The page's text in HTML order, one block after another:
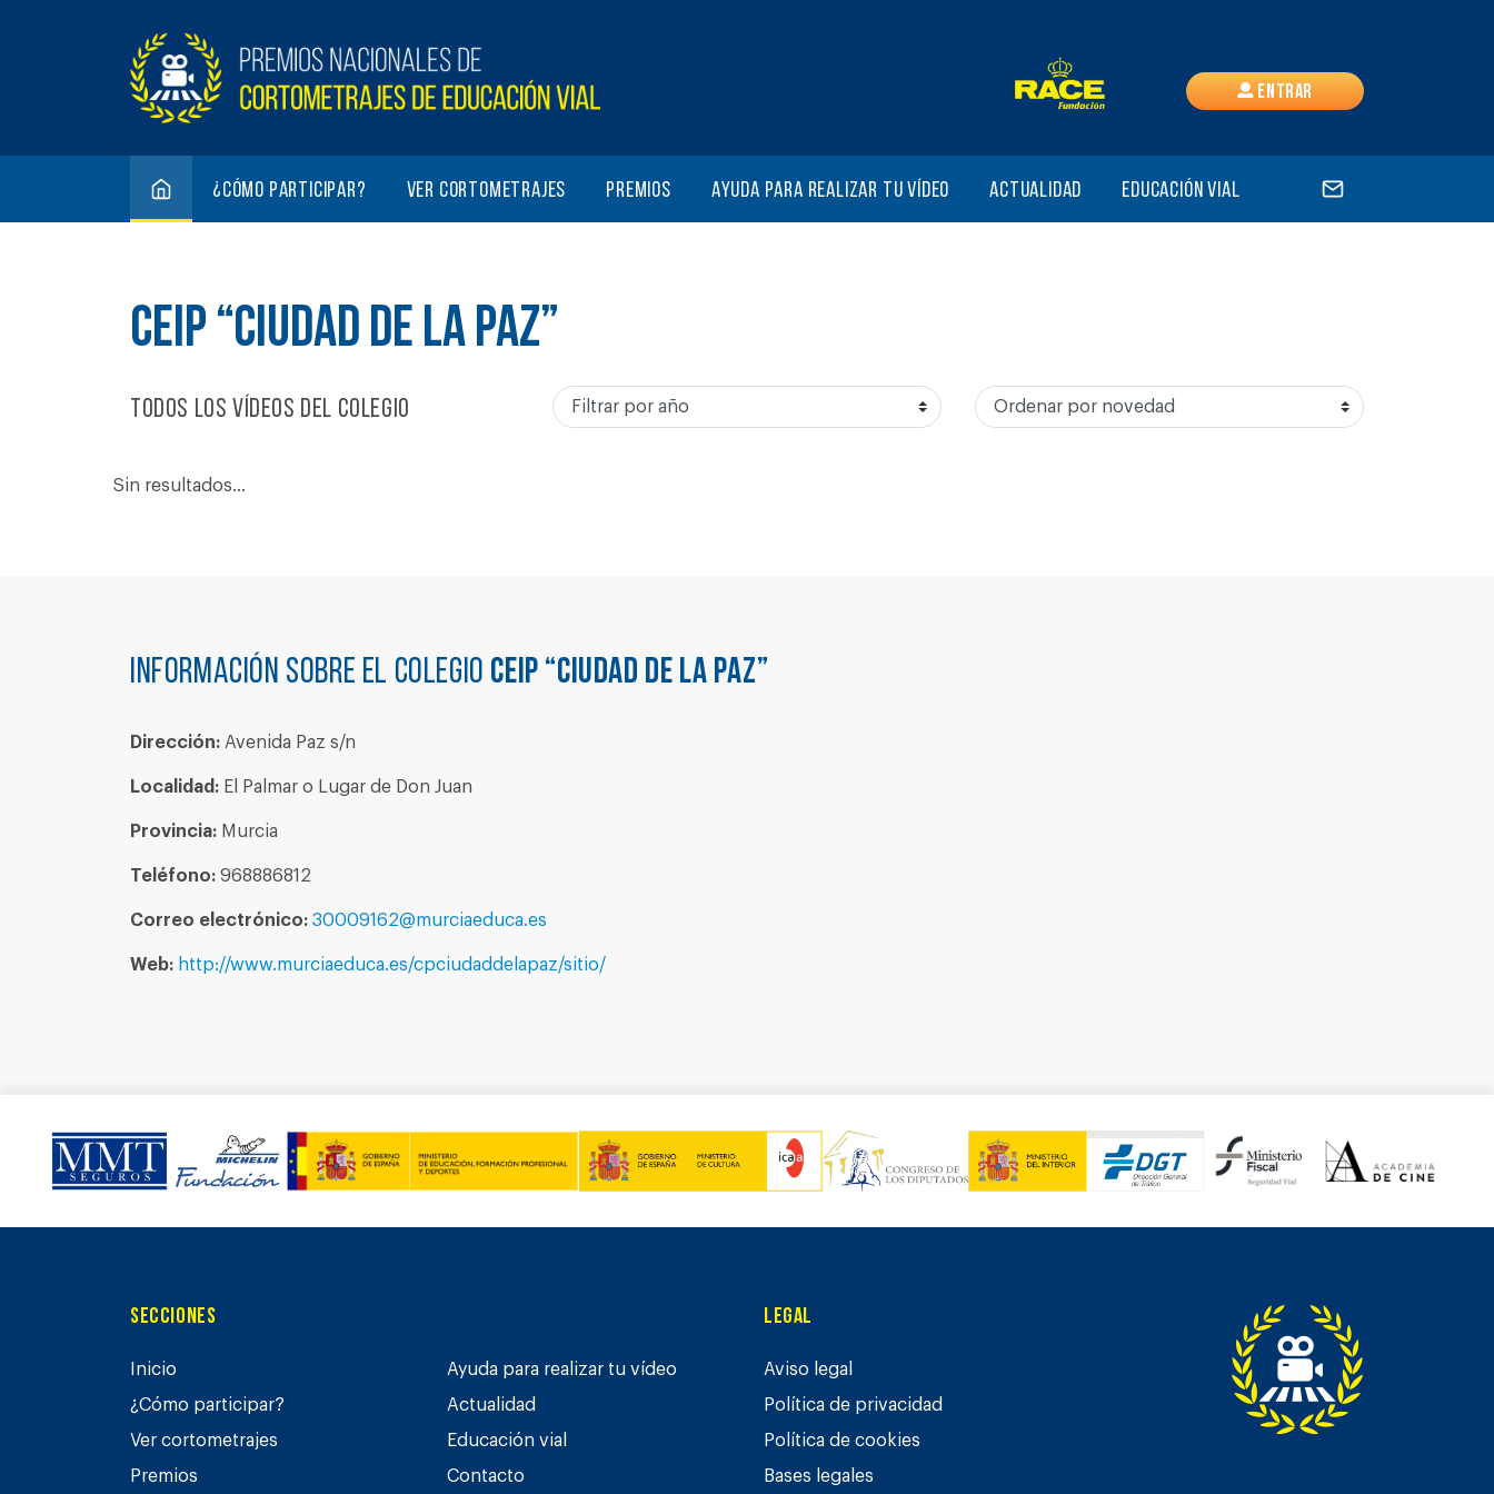
Entrar
¿Cómo participar? Ver cortometrajes Premios Ayuda para realizar tu vídeo Actualidad Educación vial
CEIP “CIUDAD DE LA PAZ”
Todos los vídeos del colegio
Sin resultados...
Información sobre el colegio CEIP “CIUDAD DE LA PAZ”
Dirección: Avenida Paz s/n
Localidad: El Palmar o Lugar de Don Juan
Provincia: Murcia
Teléfono: 968886812
Correo electrónico: 30009162@murciaeduca.es
Web: http://www.murciaeduca.es/cpciudaddelapaz/sitio/
Secciones
Inicio
¿Cómo participar?
Ver cortometrajes
Premios
Ayuda para realizar tu vídeo
Actualidad
Educación vial
Contacto
Legal
Aviso legal
Política de privacidad
Política de cookies
Bases legales